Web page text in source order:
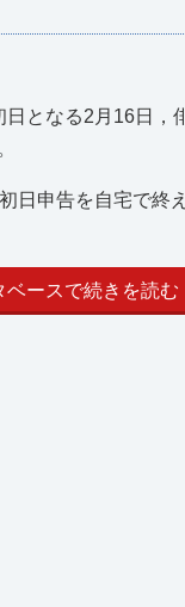
となる2月16日
日申告を自宅で終
ベースで続きを読む